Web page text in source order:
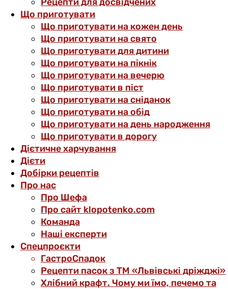
Що приготувати
Що приготувати на кожен день
Що приготувати на свято
Що приготувати для дитини
Що приготувати на пікнік
Що приготувати на вечерю
Що приготувати в піст
Що приготувати на сніданок
Що приготувати на обід
Що приготувати на день народження
Що приготувати в дорогу
Дієтичне харчування
Дієти
Добірки рецептів
Про нас
Про Шефа
Про сайт klopotenko.com
Команда
Наші експерти
Спецпроєкти
ГастроСпадок
Рецепти пасок з ТМ «Львівські дріжджі»
Хлібний крафт. Чому ми їмо, печемо та